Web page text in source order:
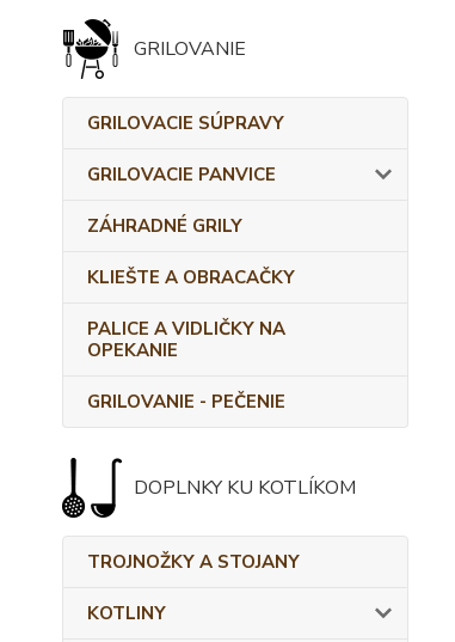
GRILOVANIE
GRILOVACIE SÚPRAVY
GRILOVACIE PANVICE
ZÁHRADNÉ GRILY
KLIEŠTE A OBRACAČKY
PALICE A VIDLIČKY NA
OPEKANIE
GRILOVANIE - PEČENIE
DOPLNKY KU KOTLÍKOM
TROJNOŽKY A STOJANY
KOTLINY